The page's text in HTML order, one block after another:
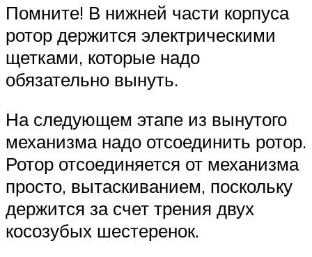
Помните! В нижней части корпуса
ротор держится электрическими
щетками, которые надо
обязательно вынуть.
На следующем этапе из вынутого
механизма надо отсоединить ротор.
Ротор отсоединяется от механизма
просто, вытаскиванием, поскольку
держится за счет трения двух
косозубых шестеренок.